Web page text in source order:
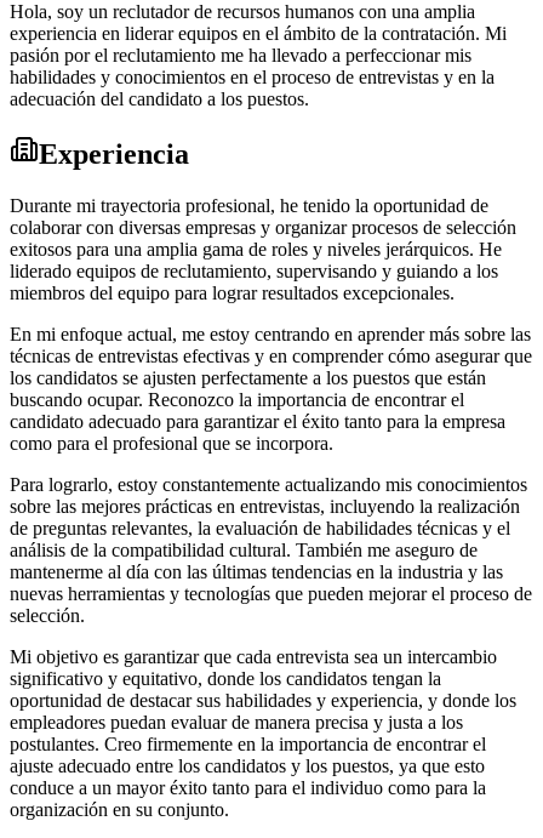
Hola, soy un reclutador de recursos humanos con una amplia
experiencia en liderar equipos en el ámbito de la contratación. Mi
pasión por el reclutamiento me ha llevado a perfeccionar mis
habilidades y conocimientos en el proceso de entrevistas y en la
adecuación del candidato a los puestos.
Experiencia
Durante mi trayectoria profesional, he tenido la oportunidad de
colaborar con diversas empresas y organizar procesos de selección
exitosos para una amplia gama de roles y niveles jerárquicos. He
liderado equipos de reclutamiento, supervisando y guiando a los
miembros del equipo para lograr resultados excepcionales.
En mi enfoque actual, me estoy centrando en aprender más sobre las
técnicas de entrevistas efectivas y en comprender cómo asegurar que
los candidatos se ajusten perfectamente a los puestos que están
buscando ocupar. Reconozco la importancia de encontrar el
candidato adecuado para garantizar el éxito tanto para la empresa
como para el profesional que se incorpora.
Para lograrlo, estoy constantemente actualizando mis conocimientos
sobre las mejores prácticas en entrevistas, incluyendo la realización
de preguntas relevantes, la evaluación de habilidades técnicas y el
análisis de la compatibilidad cultural. También me aseguro de
mantenerme al día con las últimas tendencias en la industria y las
nuevas herramientas y tecnologías que pueden mejorar el proceso de
selección.
Mi objetivo es garantizar que cada entrevista sea un intercambio
significativo y equitativo, donde los candidatos tengan la
oportunidad de destacar sus habilidades y experiencia, y donde los
empleadores puedan evaluar de manera precisa y justa a los
postulantes. Creo firmemente en la importancia de encontrar el
ajuste adecuado entre los candidatos y los puestos, ya que esto
conduce a un mayor éxito tanto para el individuo como para la
organización en su conjunto.